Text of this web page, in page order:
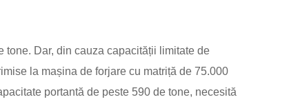
tone. Dar, din cauza capacității limitate de
la mașina de forjare cu matriță de 75.000
portantă de peste 590 de tone, necesită